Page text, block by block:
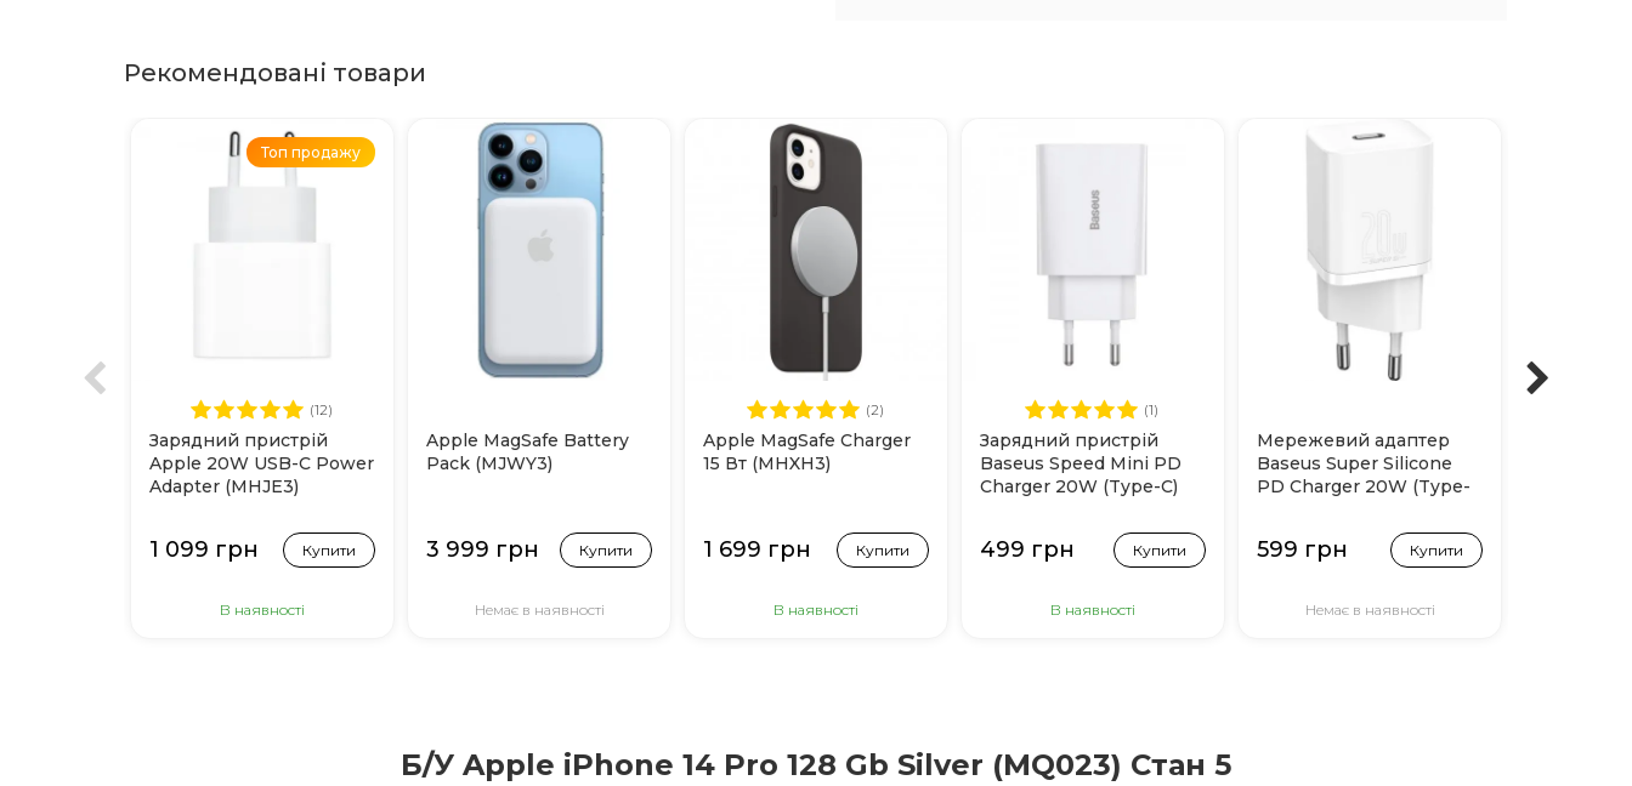
Рекомендовані товари
Топ продажу
(12)
Зарядний пристрій
Apple 20W USB-C Power
Adapter (MHJE3)
1 099 грн Купити
В наявності
Apple MagSafe Battery
Pack (MJWY3)
3 999 грн Купити
Немає в наявності
(2)
Apple MagSafe Charger
15 Вт (MHXH3)
1 699 грн Купити
В наявності
(1)
Зарядний пристрій
Baseus Speed Mini PD
Charger 20W (Type-C)
499 грн Купити
В наявності
Мережевий адаптер
Baseus Super Silicone
PD Charger 20W (Type-
599 грн Купити
Немає в наявності
Б/У Apple iPhone 14 Pro 128 Gb Silver (MQ023) Стан 5